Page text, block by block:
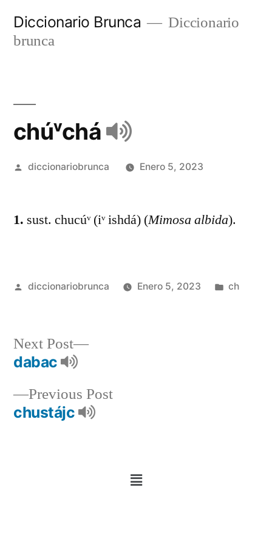
Diccionario Brunca
Diccionario
brunca
chúᵛchá
diccionariobrunca Enero 5, 2023
1. sust. chucúᵛ (iᵛ ishdá) (Mimosa albida).
diccionariobrunca Enero 5, 2023 ch
Previous Post
chustájc
Next Post
dabac